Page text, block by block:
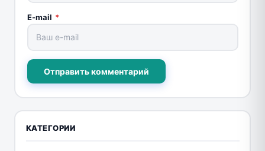
E-mail *
Отправить комментарий
КАТЕГОРИИ